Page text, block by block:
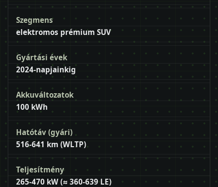
Szegmens
elektromos prémium SUV
Gyártási évek
2024-napjainkig
Akkuváltozatok
100 kWh
Hatótáv (gyári)
516-641 km (WLTP)
Teljesítmény
265-470 kW (≈ 360-639 LE)